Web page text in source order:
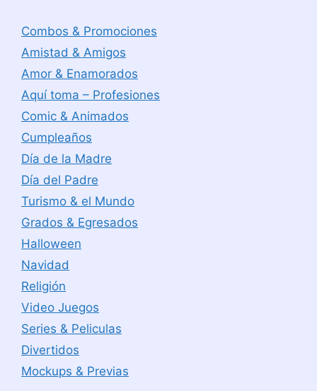
Combos & Promociones
Amistad & Amigos
Amor & Enamorados
Aquí toma – Profesiones
Comic & Animados
Cumpleaños
Día de la Madre
Día del Padre
Turismo & el Mundo
Grados & Egresados
Halloween
Navidad
Religión
Video Juegos
Series & Peliculas
Divertidos
Mockups & Previas